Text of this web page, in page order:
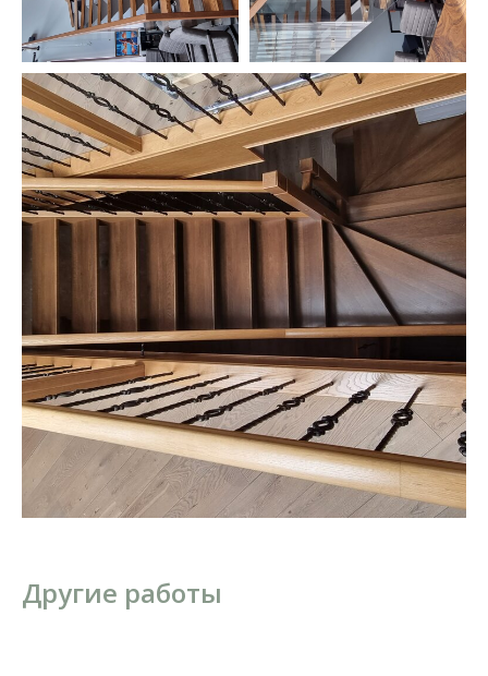
Другие работы